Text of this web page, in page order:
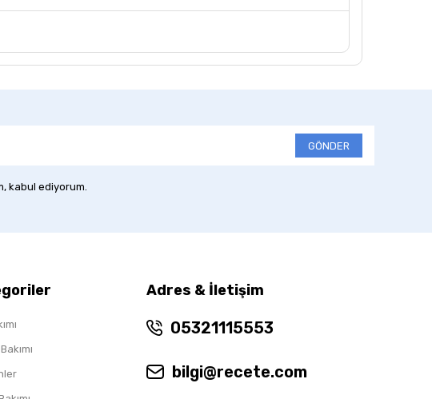
GÖNDER
kabul ediyorum.
Adres & İletişim
05321115553
bilgi@recete.com